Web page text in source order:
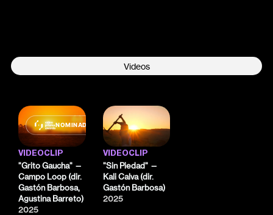
Videos
NOMINADO
VIDEOCLIP
"Grito Gaucha" —
Campo Loop (dir.
Gastón Barbosa,
Agustina Barreto)
2025
VIDEOCLIP
"Sin Piedad" —
Kali Calva (dir.
Gastón Barbosa)
2025